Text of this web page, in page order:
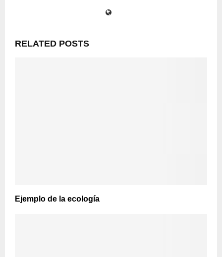
RELATED POSTS
Ejemplo de la ecología